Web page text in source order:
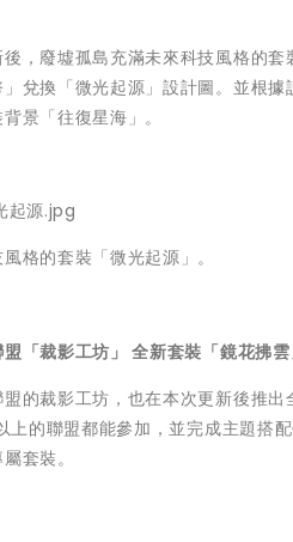
，廢墟孤島充滿未來科技風格的
」兌換「微光起源」設計圖。並根
景「往復星海」。
格的套裝「微光起源」。
「裁影工坊」 全新套裝「鏡花拂
的裁影工坊，也在本次更新後推
上的聯盟都能參加，並完成主題搭
套裝。